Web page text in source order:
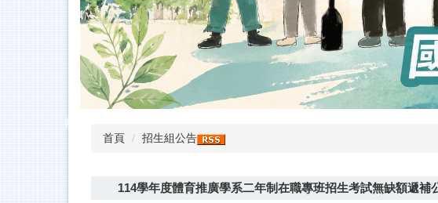
首頁 招生組公告
114學年度體育推廣學系二年制在職專班招生考試無缺額遞補